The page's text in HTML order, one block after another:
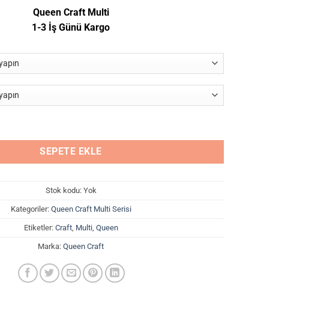
Queen Craft Multi
1-3 İş Günü Kargo
SEPETE EKLE
Stok kodu: Yok
Kategoriler: Queen Craft Multi Serisi
Etiketler: Craft, Multi, Queen
Marka: Queen Craft